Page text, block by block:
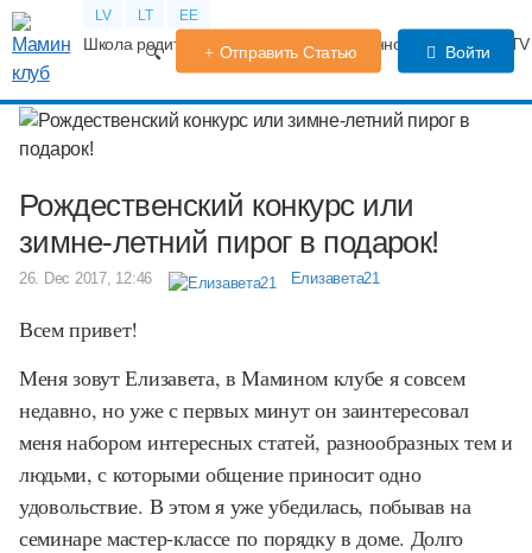
LV LT EE
Школа родителей Календарь беременности Форум
Отправить Статью Войти
Рождественский конкурс или
зимне-летний пирог в подарок!
26. Dec 2017, 12:46 Елизавета21
Всем привет!
Меня зовут Елизавета, в Мамином клубе я совсем
недавно, но уже с первых минут он заинтересовал
меня набором интересных статей, разнообразных тем и
людьми, с которыми общение приносит одно
удовольствие. В этом я уже убедилась, побывав на
семинаре мастер-классе по порядку в доме. Долго